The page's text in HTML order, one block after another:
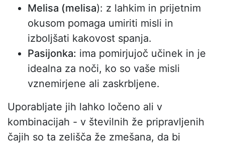
Melisa (melisa): z lahkim in prijetnim
okusom pomaga umiriti misli in
izboljšati kakovost spanja.
Pasijonka: ima pomirjujoč učinek in je
idealna za noči, ko so vaše misli
vznemirjene ali zaskrbljene.
Uporabljate jih lahko ločeno ali v
kombinacijah - v številnih že pripravljenih
čajih so ta zelišča že zmešana, da bi